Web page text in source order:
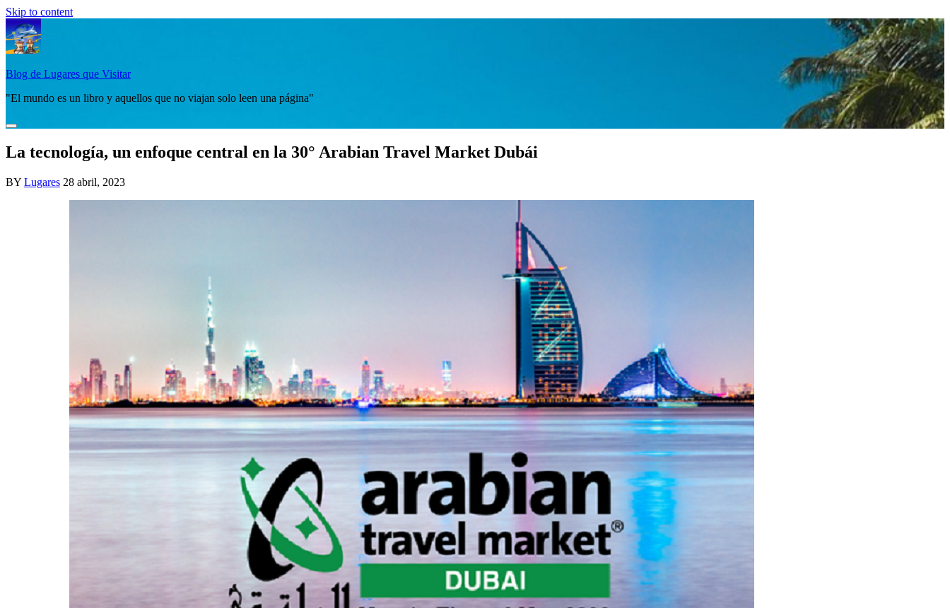
Skip to content
Blog de Lugares que Visitar
"El mundo es un libro y aquellos que no viajan solo leen una página"
La tecnología, un enfoque central en la 30° Arabian Travel Market Dubái
BY Lugares 28 abril, 2023